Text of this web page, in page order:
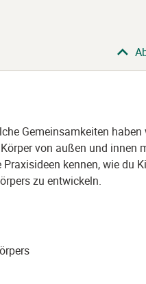
Gemeinsamkeiten
von außen und innen
kennen, wie du
zu entwickeln.